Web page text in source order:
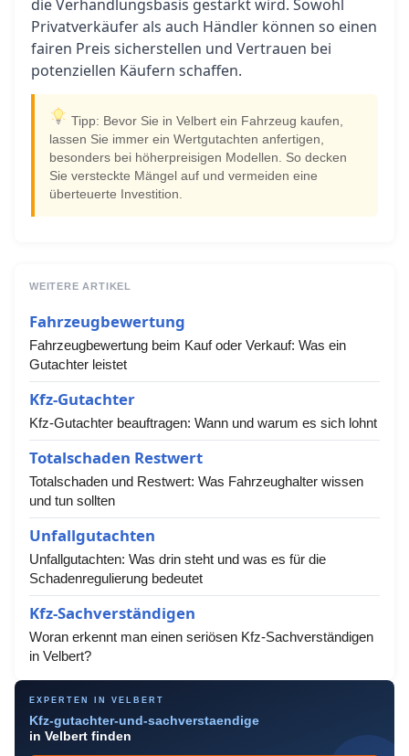
die Verhandlungsbasis gestärkt wird. Sowohl
Privatverkäufer als auch Händler können so einen
fairen Preis sicherstellen und Vertrauen bei
potenziellen Käufern schaffen.
Tipp: Bevor Sie in Velbert ein Fahrzeug kaufen,
lassen Sie immer ein Wertgutachten anfertigen,
besonders bei höherpreisigen Modellen. So decken
Sie versteckte Mängel auf und vermeiden eine
überteuerte Investition.
WEITERE ARTIKEL
Fahrzeugbewertung
Fahrzeugbewertung beim Kauf oder Verkauf: Was ein
Gutachter leistet
Kfz-Gutachter
Kfz-Gutachter beauftragen: Wann und warum es sich lohnt
Totalschaden Restwert
Totalschaden und Restwert: Was Fahrzeughalter wissen
und tun sollten
Unfallgutachten
Unfallgutachten: Was drin steht und was es für die
Schadenregulierung bedeutet
Kfz-Sachverständigen
Woran erkennt man einen seriösen Kfz-Sachverständigen
in Velbert?
EXPERTEN IN VELBERT
Kfz-gutachter-und-sachverstaendige
in Velbert finden